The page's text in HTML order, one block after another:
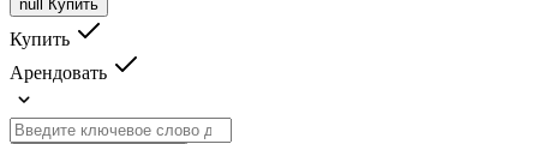
null Купить
Купить
Арендовать